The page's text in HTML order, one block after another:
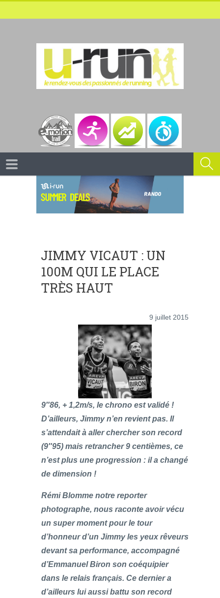
JIMMY VICAUT : UN
100M QUI LE PLACE
TRÈS HAUT
9 juillet 2015
9″86, + 1,2m/s, le chrono est validé !
D’ailleurs, Jimmy n’en revient pas. Il
s’attendait à aller chercher son record
(9″95) mais retrancher 9 centièmes, ce
n’est plus une progression : il a changé
de dimension !
Rémi Blomme notre reporter
photographe, nous raconte avoir vécu
un super moment pour le tour
d’honneur d’un Jimmy les yeux rêveurs
devant sa performance, accompagné
d’Emmanuel Biron son coéquipier
dans le relais français. Ce dernier a
d’ailleurs lui aussi battu son record